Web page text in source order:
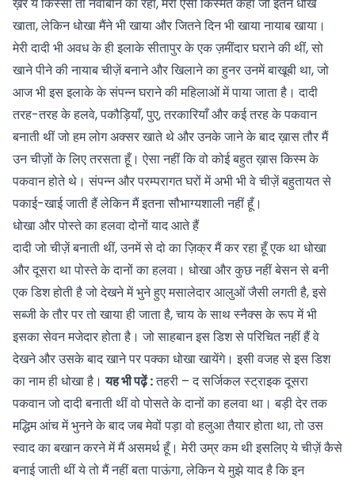
खाता, लेकिन धोखा मैंने भी खाया और जितने दिन भी खाया नायाब खाया।
मेरी दादी भी अवध के ही इलाके सीतापुर के एक ज़मींदार घराने की थीं, सो
खाने पीने की नायाब चीज़ें बनाने और खिलाने का हुनर उनमें बाखूबी था, जो
आज भी इस इलाके के संपन्न घराने की महिलाओं में पाया जाता है। दादी
तरह-तरह के हलवे, पकौड़ियाँ, पुए, तरकारियाँ और कई तरह के पकवान
बनाती थीं जो हम लोग अक्सर खाते थे और उनके जाने के बाद ख़ास तौर मैं
उन चीज़ों के लिए तरसता हूँ। ऐसा नहीं कि वो कोई बहुत ख़ास किस्म के
पकवान होते थे। संपन्न और परम्परागत घरों में अभी भी वे चीज़ें बहुतायत से
पकाई-खाई जाती हैं लेकिन मैं इतना सौभाग्यशाली नहीं हूँ।
धोखा और पोस्ते का हलवा दोनों याद आते हैं
दादी जो चीज़ें बनाती थीं, उनमें से दो का ज़िक्र मैं कर रहा हूँ एक था धोखा
और दूसरा था पोस्ते के दानों का हलवा। धोखा और कुछ नहीं बेसन से बनी
एक डिश होती है जो देखने में भुने हुए मसालेदार आलुओं जैसी लगती है, इसे
सब्जी के तौर पर तो खाया ही जाता है, चाय के साथ स्नैक्स के रूप में भी
इसका सेवन मजेदार होता है। जो साहबान इस डिश से परिचित नहीं हैं वे
देखने और उसके बाद खाने पर पक्का धोखा खायेंगे। इसी वजह से इस डिश
का नाम ही धोखा है।यह भी पढ़ें :तहरी – द सर्जिकल स्‍ट्राइकदूसरा
पकवान जो दादी बनाती थीं वो पोसते के दानों का हलवा था। बड़ी देर तक
मद्धिम आंच में भुनने के बाद जब मेवों पड़ा वो हलुआ तैयार होता था, तो उस
स्वाद का बखान करने में मैं असमर्थ हूँ। मेरी उम्र कम थी इसलिए ये चीज़ें कैसे
बनाई जाती थीं ये तो मैं नहीं बता पाऊंगा, लेकिन ये मुझे याद है कि इन